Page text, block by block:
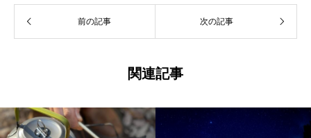
前の記事 次の記事
関連記事